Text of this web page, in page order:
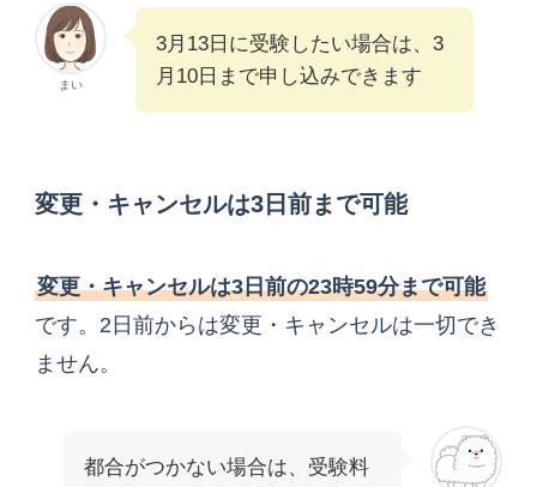
まい
3月13日に受験したい場合は、3
月10日まで申し込みできます
変更・キャンセルは3日前まで可能
変更・キャンセルは3日前の23時59分まで可能
です。2日前からは変更・キャンセルは一切でき
ません。
都合がつかない場合は、受験料